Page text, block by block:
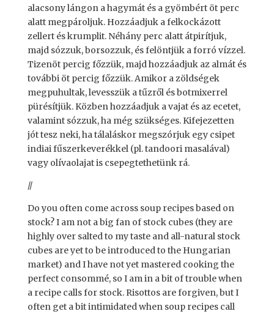
alacsony lángon a hagymát és a gyömbért öt perc
alatt megpároljuk. Hozzáadjuk a felkockázott
zellert és krumplit. Néhány perc alatt átpirítjuk,
majd sózzuk, borsozzuk, és felöntjük a forró vízzel.
Tizenöt percig főzzük, majd hozzáadjuk az almát és
további öt percig főzzük. Amikor a zöldségek
megpuhultak, levesszük a tűzről és botmixerrel
pürésítjük. Közben hozzáadjuk a vajat és az ecetet,
valamint sózzuk, ha még szükséges. Kifejezetten
jót tesz neki, ha tálaláskor megszórjuk egy csipet
indiai fűszerkeverékkel (pl. tandoori masalával)
vagy olívaolajat is csepegtethetünk rá.
//
Do you often come across soup recipes based on
stock? I am not a big fan of stock cubes (they are
highly over salted to my taste and all-natural stock
cubes are yet to be introduced to the Hungarian
market) and I have not yet mastered cooking the
perfect consommé, so I am in a bit of trouble when
a recipe calls for stock. Risottos are forgiven, but I
often get a bit intimidated when soup recipes call